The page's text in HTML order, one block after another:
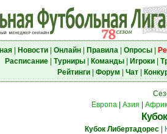
| Новости| Онлайн| Правила| Опросы|
Расписание| Турниры| Команды| Игроки|
Рейтинги| Форум Чат|
Европа| Азия
Кубок Либертадорес